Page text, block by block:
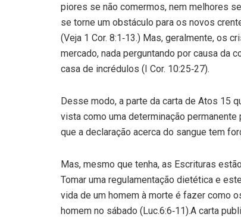
piores se não comermos, nem melhores
se torne um obstáculo para os novos
(Veja 1 Cor. 8:1‑13.) Mas, geralmente, os
mercado, nada per­guntando por causa da
casa de incrédulos (I Cor. 10:25‑27).
Desse modo, a parte da carta de Atos 15
vista como uma determina­ção
que a declaração acerca do sangue tem
Mas, mesmo que tenha, as Escrituras
Tomar uma regulamenta­ção dietética e
vida de um homem à morte é fazer como
homem no sábado (Luc.6:6‑11).A carta